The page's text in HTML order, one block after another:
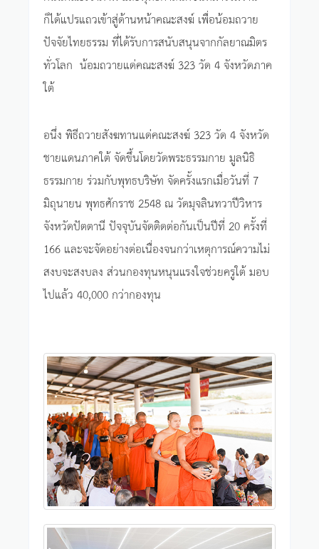
ก็ได้แปรแถวเข้าสู่ด้านหน้าคณะสงฆ์ เพื่อน้อมถวาย
ปัจจัยไทยธรรม ที่ได้รับการสนับสนุนจากกัลยาณมิตร
ทั่วโลก น้อมถวายแด่คณะสงฆ์ 323 วัด 4 จังหวัดภาค
ใต้
อนึ่ง พิธีถวายสังฆทานแด่คณะสงฆ์ 323 วัด 4 จังหวัด
ชายแดนภาคใต้ จัดขึ้นโดยวัดพระธรรมกาย มูลนิธิ
ธรรมกาย ร่วมกับพุทธบริษัท จัดครั้งแรกเมื่อวันที่ 7
มิถุนายน พุทธศักราช 2548 ณ วัดมุจลินทวาปีวิหาร
จังหวัดปัตตานี ปัจจุบันจัดติดต่อกันเป็นปีที่ 20 ครั้งที่
166 และจะจัดอย่างต่อเนื่องจนกว่าเหตุการณ์ความไม่
สงบจะสงบลง ส่วนกองทุนหนุนแรงใจช่วยครูใต้ มอบ
ไปแล้ว 40,000 กว่ากองทุน